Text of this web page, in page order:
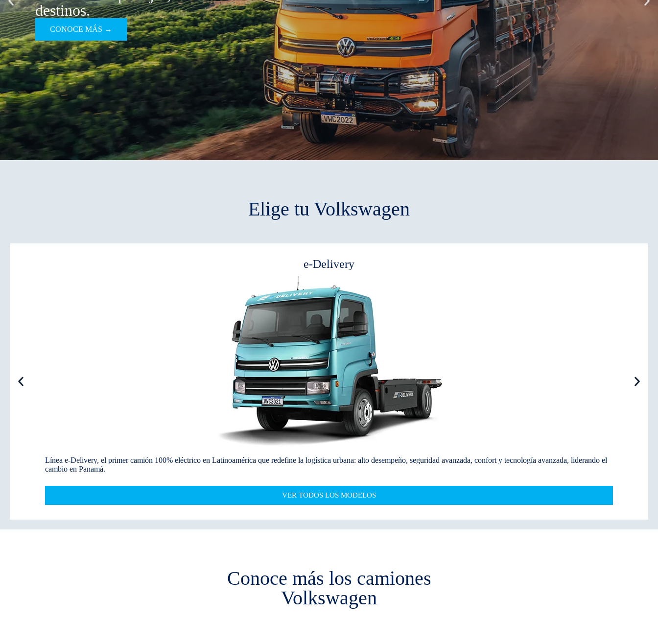
destinos.
CONOCE MÁS →
Elige tu Volkswagen
e-Delivery
Línea e-Delivery, el primer camión 100% eléctrico en Latinoamérica que redefine la logística urbana: alto desempeño, seguridad avanzada, confort y tecnología avanzada, liderando el
cambio en Panamá.
VER TODOS LOS MODELOS
Conoce más los camiones
Volkswagen